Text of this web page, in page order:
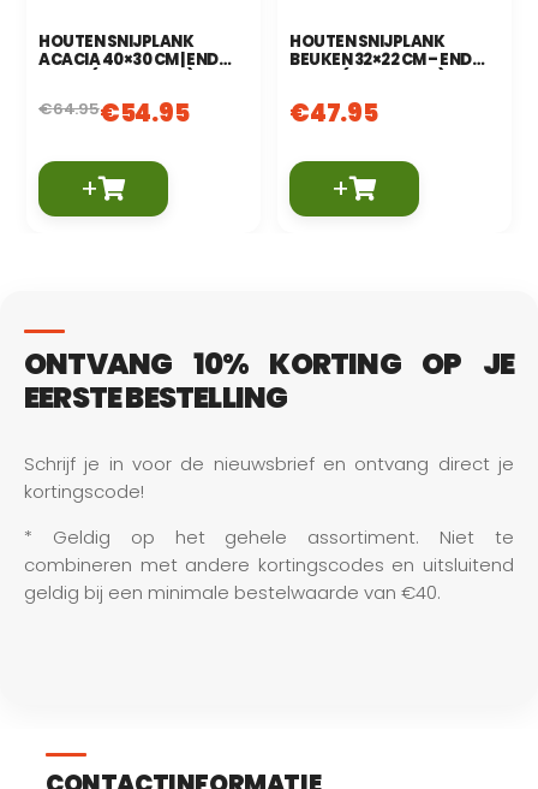
HOUTEN SNIJPLANK
ACACIA 40×30 CM | END
GRAIN (KOPSHOUT)
€64.95€54.95
+
HOUTEN SNIJPLANK
BEUKEN 32×22 CM – END
GRAIN (KOPSHOUT)
€47.95
+
ONTVANG 10% KORTING OP JE
EERSTE BESTELLING
Schrijf je in voor de nieuwsbrief en ontvang direct je
kortingscode!
* Geldig op het gehele assortiment. Niet te
combineren met andere kortingscodes en uitsluitend
geldig bij een minimale bestelwaarde van €40.